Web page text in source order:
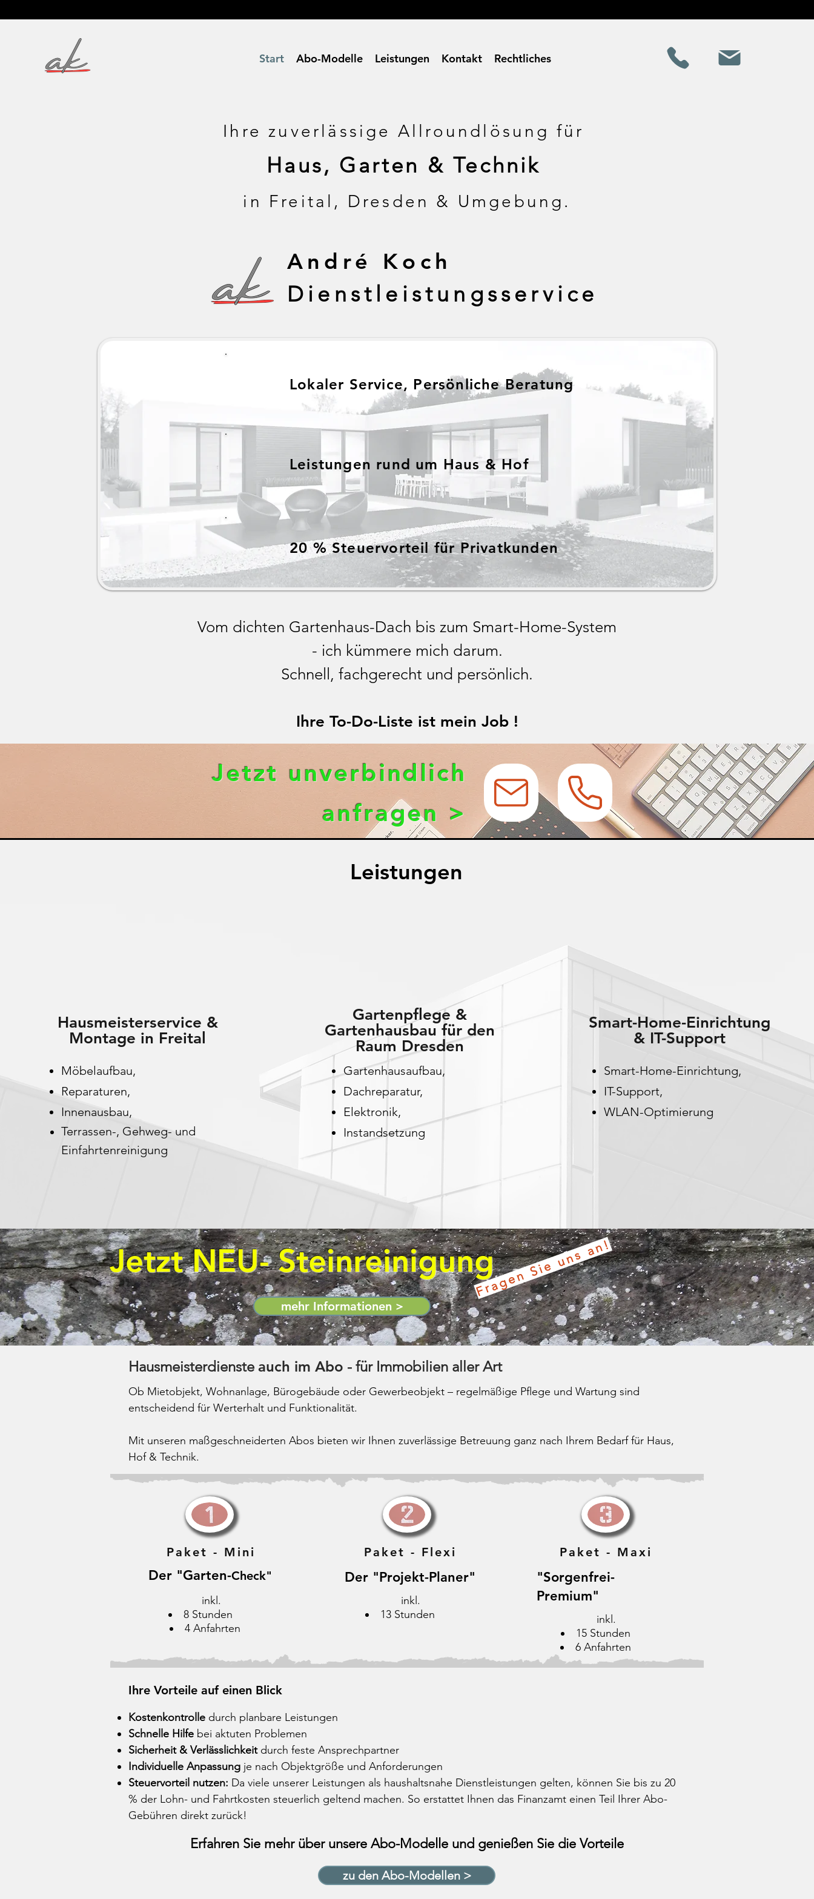
Start Abo-Modelle Leistungen Kontakt Rechtliches
Ihre zuverlässige Allroundlösung für
Haus, Garten & Technik
in Freital, Dresden & Umgebung.
André Koch
Dienstleistungsservice
Lokaler Service, Persönliche Beratung
Leistungen rund um Haus & Hof
20 % Steuervorteil für Privatkunden
Vom dichten Gartenhaus-Dach bis zum Smart-Home-System
- ich kümmere mich darum.
Schnell, fachgerecht und persönlich.
Ihre To-Do-Liste ist mein Job !
Jetzt unverbindlich
anfragen >
Leistungen
Hausmeisterservice &
Montage in Freital
Möbelaufbau,
Reparaturen,
Innenausbau,
Terrassen-, Gehweg- und
Einfahrtenreinigung
Gartenpflege &
Gartenhausbau für den
Raum Dresden
Gartenhausaufbau,
Dachreparatur,
Elektronik,
Instandsetzung
Smart-Home-Einrichtung
& IT-Support
Smart-Home-Einrichtung,
IT-Support,
WLAN-Optimierung
Jetzt NEU- SteinreinigungFragen Sie uns an!
mehr Informationen >
Hausmeisterdienste auch im Abo - für Immobilien aller Art
Ob Mietobjekt, Wohnanlage, Bürogebäude oder Gewerbeobjekt – regelmäßige Pflege und Wartung sind
entscheidend für Werterhalt und Funktionalität.
Mit unseren maßgeschneiderten Abos bieten wir Ihnen zuverlässige Betreuung ganz nach Ihrem Bedarf für Haus,
Hof & Technik.
Paket - Mini
Der "Garten-Check"
inkl.
8 Stunden
4 Anfahrten
Paket - Flexi
Der "Projekt-Planer"
inkl.
13 Stunden
Paket - Maxi
"Sorgenfrei-
Premium"
inkl.
15 Stunden
6 Anfahrten
Ihre Vorteile auf einen Blick
Kostenkontrolle durch planbare Leistungen
Schnelle Hilfe bei aktuten Problemen
Sicherheit & Verlässlichkeitdurch feste Ansprechpartner
Individuelle Anpassung je nach Objektgröße und Anforderungen
Steuervorteil nutzen: Da viele unserer Leistungen als haushaltsnahe Dienstleistungen gelten, können Sie bis zu 20
% der Lohn- und Fahrtkosten steuerlich geltend machen. So erstattet Ihnen das Finanzamt einen Teil Ihrer Abo-
Gebühren direkt zurück!
Erfahren Sie mehr über unsere Abo-Modelle und genießen Sie die Vorteile
zu den Abo-Modellen >